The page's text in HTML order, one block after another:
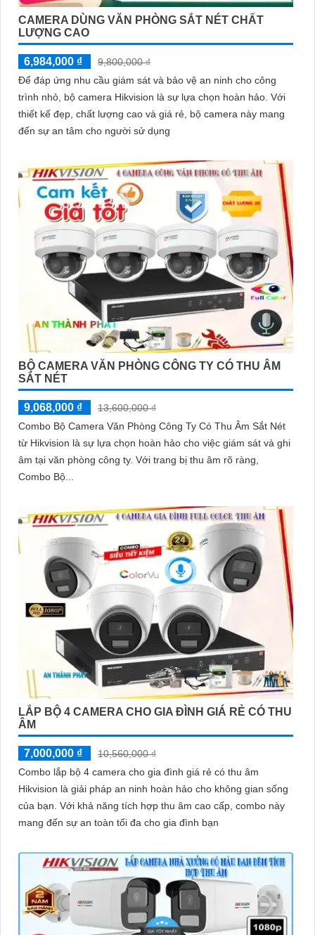
CAMERA DÙNG VĂN PHÒNG SẮT NÉT CHẤT
LƯỢNG CAO
6,984,000 ₫
9,800,000 ₫
Để đáp ứng nhu cầu giám sát và bảo vệ an ninh cho công
trình nhỏ, bộ camera Hikvision là sự lựa chọn hoàn hảo. Với
thiết kế đẹp, chất lượng cao và giá rẻ, bộ camera này mang
đến sự an tâm cho người sử dụng
BỘ CAMERA VĂN PHÒNG CÔNG TY CÓ THU ÂM
SẮT NÉT
9,068,000 ₫
13,600,000 ₫
Combo Bộ Camera Văn Phòng Công Ty Có Thu Âm Sắt Nét
từ Hikvision là sự lựa chọn hoàn hảo cho việc giám sát và ghi
âm tại văn phòng công ty. Với trang bị thu âm rõ ràng,
Combo Bộ...
LẮP BỘ 4 CAMERA CHO GIA ĐÌNH GIÁ RẺ CÓ THU
ÂM
7,000,000 ₫
10,560,000 ₫
Combo lắp bộ 4 camera cho gia đình giá rẻ có thu âm
Hikvision là giải pháp an ninh hoàn hảo cho không gian sống
của bạn. Với khả năng tích hợp thu âm cao cấp, combo này
mang đến sự an toàn tối đa cho gia đình bạn